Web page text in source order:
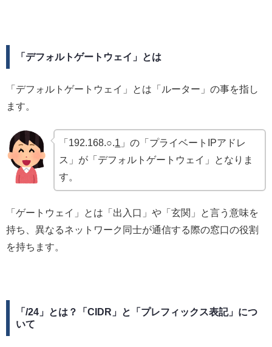
「デフォルトゲートウェイ」とは
「デフォルトゲートウェイ」とは「ルーター」の事を指し
ます。
「192.168.○.1 」の「プライベートIPアドレ
ス」が「デフォルトゲートウェイ」となりま
す。
「ゲートウェイ」とは「出入口」や「玄関」と言う意味を
持ち、異なるネットワーク同士が通信する際の窓口の役割
を持ちます。
「/24」とは？ 「CIDR 」と「プレフィックス表記」につ
いて